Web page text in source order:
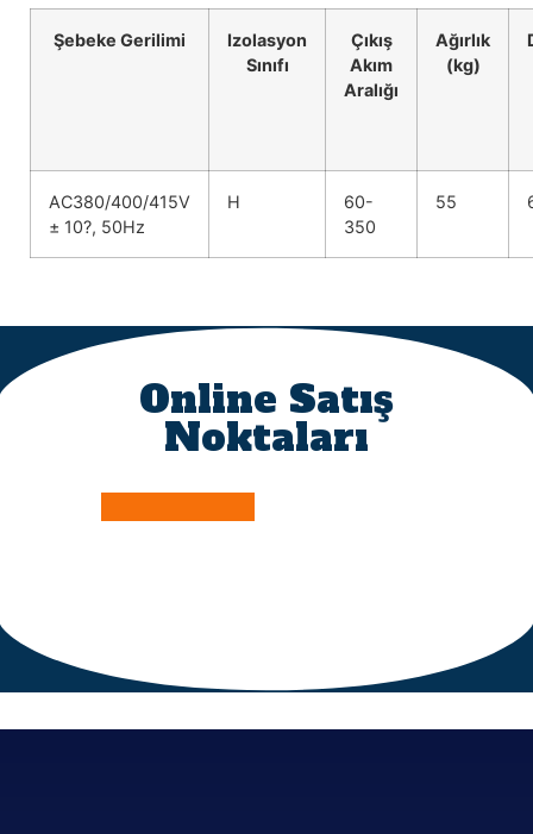
Şebeke Gerilimi
Izolasyon
Sınıfı
Çıkış
Akım
Aralığı
Ağırlık
(kg)
AC380/400/415V
± 10?, 50Hz
H
60-
350
55
Online Satış
Noktaları